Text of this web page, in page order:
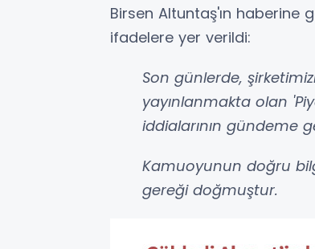
Birsen Altuntaş'ın haberine
ifadelere yer verildi:
Son günlerde,
yayınlanmakta olan
iddialarının gündeme
Kamuoyunun doğru
gereği doğmuştur.